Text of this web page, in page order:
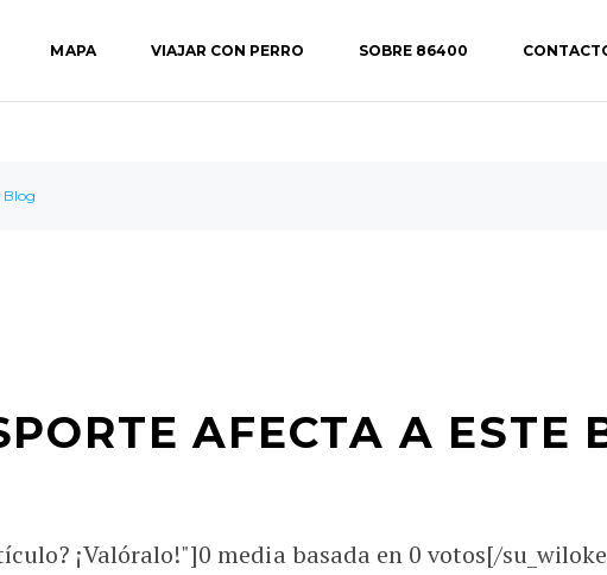
MAPA VIAJAR CON PERRO SOBRE 86400
Blog
AFECTA A ESTE
¡Valóralo!"]0media basada en 0 votos[/